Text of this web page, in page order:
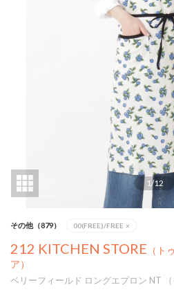
1/12
その他（879） 00(FREE)/FREE ×
212 KITCHEN STORE （ト
ア）
ベリーフィールド ロングエプロン NT （